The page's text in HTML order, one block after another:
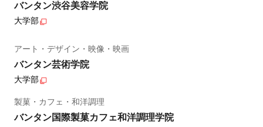
バンタン渋谷美容学院
大学部
アート・デザイン・映像・映画
バンタン芸術学院
大学部
製菓・カフェ・和洋調理
バンタン国際製菓カフェ和洋調理学院